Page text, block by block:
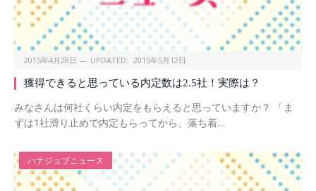
2015年4月28日 UPDATED: 2015年5月12日
獲得できると思っている内定数は2.5社！実際は？
みなさんは何社くらい内定をもらえると思っていますか？ 「ま
ずは1社滑り止めで内定もらってから、落ち着…
ハナジョブニュース